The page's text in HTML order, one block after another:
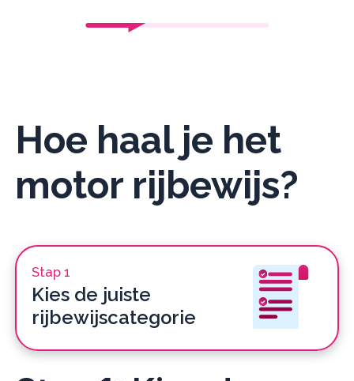
Hoe haal je het
motor rijbewijs?
Stap 1
Kies de juiste
rijbewijscategorie